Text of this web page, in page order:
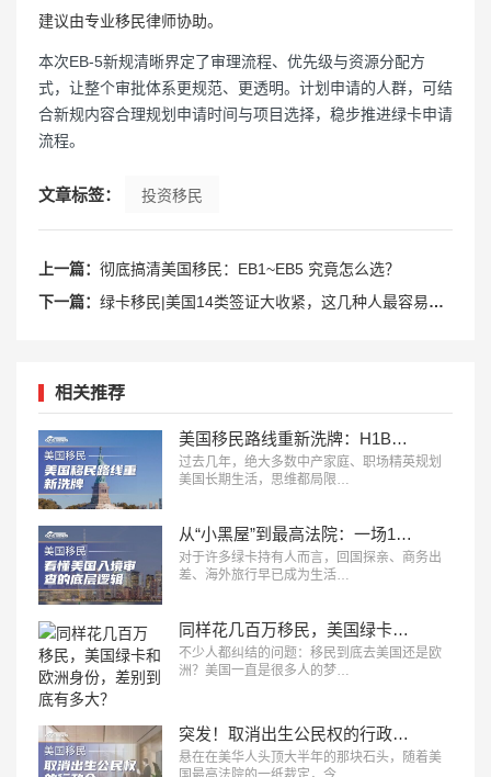
建议由专业移民律师协助。
本次EB-5新规清晰界定了审理流程、优先级与资源分配方
式，让整个审批体系更规范、更透明。计划申请的人群，可结
合新规内容合理规划申请时间与项目选择，稳步推进绿卡申请
流程。
文章标签： 投资移民
上一篇： 彻底搞清美国移民：EB1~EB5 究竟怎么选？
下一篇： 绿卡移民|美国14类签证大收紧，这几种人最容易被审查！
相关推荐
美国移民路线重新洗牌：H1B、L1、O1、EB1A、NIW、J2，哪条更适合你？
过去几年，绝大多数中产家庭、职场精英规划
美国长期生活，思维都局限…
从“小黑屋”到最高法院：一场14年诉讼，看懂美国入境审查的底层逻辑
对于许多绿卡持有人而言，回国探亲、商务出
差、海外旅行早已成为生活…
同样花几百万移民，美国绿卡和欧洲身份，差别到底有多大？
不少人都纠结的问题：移民到底去美国还是欧
洲？美国一直是很多人的梦…
突发！取消出生公民权的行政令，被美最高法院叫停！
悬在在美华人头顶大半年的那块石头，随着美